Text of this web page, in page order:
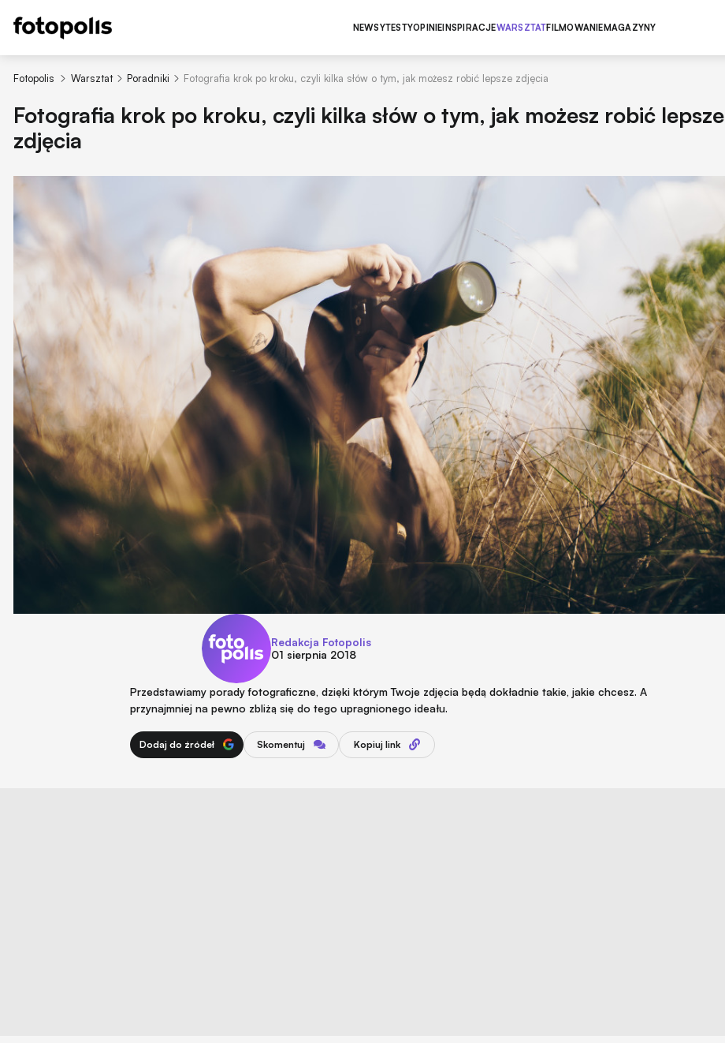
NEWSYTESTYOPINIEINSPIRACJEWARSZTATFILMOWANIEMAGAZYNY
Fotopolis Warsztat Poradniki Fotografia krok po kroku, czyli kilka słów o tym, jak możesz robić lepsze zdjęcia
Fotografia krok po kroku, czyli kilka słów o tym, jak możesz robić lepsze
zdjęcia
Redakcja Fotopolis
01 sierpnia 2018
Przedstawiamy porady fotograficzne, dzięki którym Twoje zdjęcia będą dokładnie takie, jakie chcesz. A
przynajmniej na pewno zbliżą się do tego upragnionego ideału.
Dodaj do źródeł Skomentuj Kopiuj link